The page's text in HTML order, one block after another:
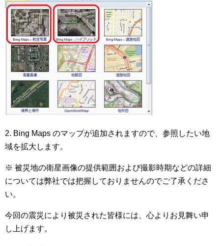
2. Bing Maps のマップが追加されますので、参照したい地
域を拡大します。
※ 被災地の衛星画像の提供範囲および撮影時期などの詳細
については弊社では把握しておりませんのでご了承くださ
い。
今回の震災により被災された皆様には、心よりお見舞い申
し上げます。